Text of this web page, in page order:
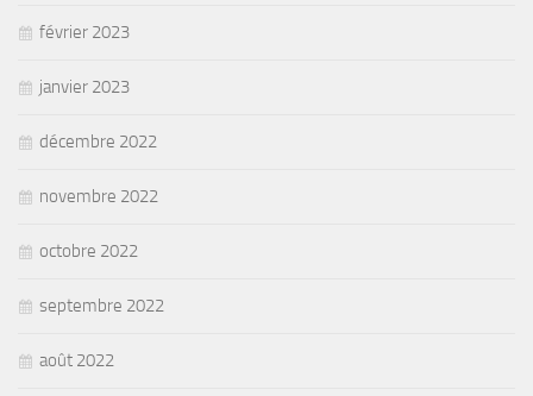
février 2023
janvier 2023
décembre 2022
novembre 2022
octobre 2022
septembre 2022
août 2022